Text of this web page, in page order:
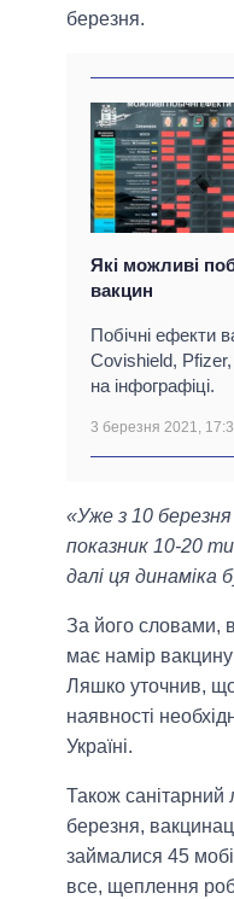
березня.
Які можливі
вакцин
Побічні ефекти
Covishield,
на інфографіці.
3 березня 2021,
«Уже з 10
показник 10-20
далі ця динаміка
За його словами,
має намір
Ляшко уточнив,
наявності
Україні.
Також санітарний
березня,
займалися 45
все, щеплення